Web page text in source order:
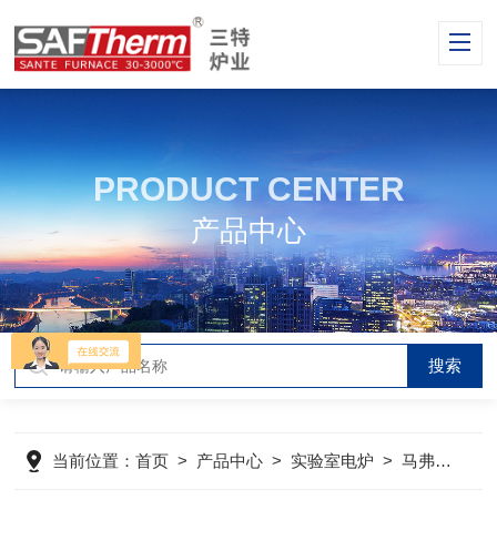
PRODUCT CENTER
产品中心
当前位置：首页 > 产品中心 > 实验室电炉 >马弗炉